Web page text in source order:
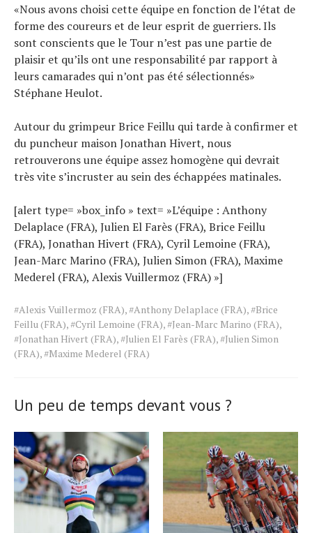
«Nous avons choisi cette équipe en fonction de l’état de
forme des coureurs et de leur esprit de guerriers. Ils
sont conscients que le Tour n’est pas une partie de
plaisir et qu’ils ont une responsabilité par rapport à
leurs camarades qui n’ont pas été sélectionnés»
Stéphane Heulot.
Autour du grimpeur Brice Feillu qui tarde à confirmer et
du puncheur maison Jonathan Hivert, nous
retrouverons une équipe assez homogène qui devrait
très vite s’incruster au sein des échappées matinales.
[alert type= »box_info » text= »L’équipe : Anthony
Delaplace (FRA), Julien El Farès (FRA), Brice Feillu
(FRA), Jonathan Hivert (FRA), Cyril Lemoine (FRA),
Jean-Marc Marino (FRA), Julien Simon (FRA), Maxime
Mederel (FRA), Alexis Vuillermoz (FRA) »]
Tags
for
the
article.
#Alexis Vuillermoz (FRA),#Anthony Delaplace (FRA),#Brice
Feillu (FRA),#Cyril Lemoine (FRA),#Jean-Marc Marino (FRA),
#Jonathan Hivert (FRA),#Julien El Farès (FRA),#Julien Simon
(FRA),#Maxime Mederel (FRA)
Un peu de temps devant vous ?